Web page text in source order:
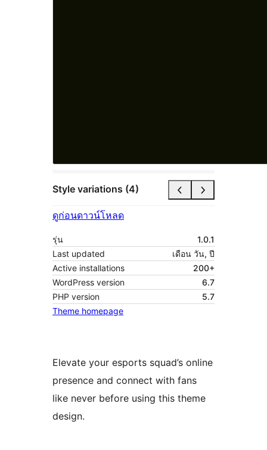
Style variations (4)
ดูก่อนดาวน์โหลด
รุ่น
1.0.1
Last updated
เดือน วัน, ปี
Active installations
200+
WordPress version
6.7
PHP version
5.7
Theme homepage
Elevate your esports squad’s online
presence and connect with fans
like never before using this theme
design.